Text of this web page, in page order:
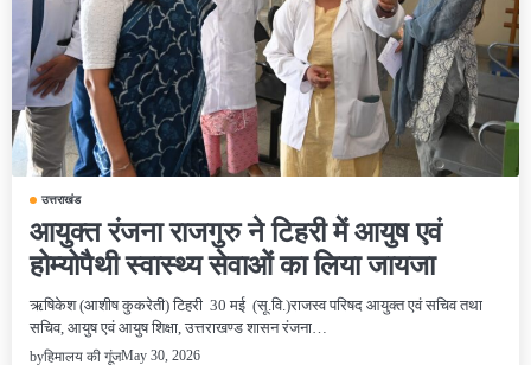
उत्तराखंड
आयुक्त रंजना राजगुरु ने टिहरी में आयुष एवं
होम्योपैथी स्वास्थ्य सेवाओं का लिया जायजा
ऋषिकेश (आशीष कुकरेती) टिहरी 30 मई (सू.वि.)राजस्व परिषद आयुक्त एवं सचिव तथा
सचिव, आयुष एवं आयुष शिक्षा, उत्तराखण्ड शासन रंजना…
byहिमालय की गूंजMay 30, 2026